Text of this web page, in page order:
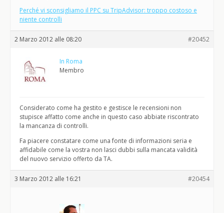
Perché vi sconsigliamo il PPC su TripAdvisor: troppo costoso e
niente controlli
2 Marzo 2012 alle 08:20 #20452
In Roma
Membro
Considerato come ha gestito e gestisce le recensioni non
stupisce affatto come anche in questo caso abbiate riscontrato
la mancanza di controlli.
Fa piacere constatare come una fonte di informazioni seria e
affidabile come la vostra non lasci dubbi sulla mancata validità
del nuovo servizio offerto da TA.
3 Marzo 2012 alle 16:21 #20454